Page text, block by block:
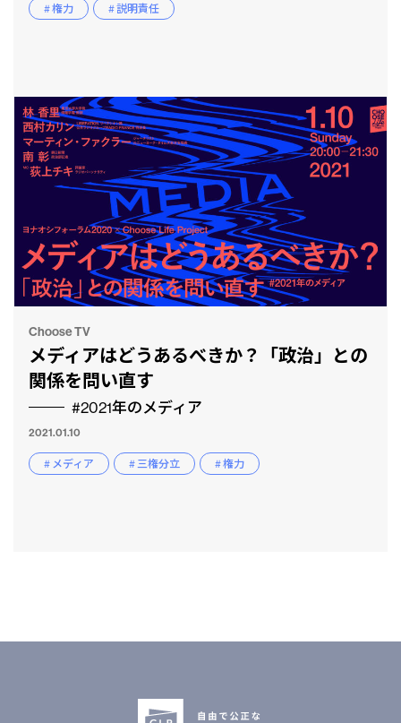
とも
# 権力 # 説明責任
Choose TV
メディアはどうあるべきか？「政治」との
関係を問い直す
#2021年のメディア
2021.01.10
# メディア # 三権分立 # 権力